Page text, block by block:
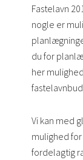
Fastelavn
nogle er
du for
her
Vi kan med
mulighed
fordelagtig